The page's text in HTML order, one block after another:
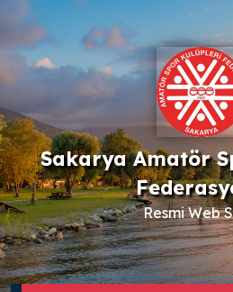
Sakarya Amatör
Resmi Web